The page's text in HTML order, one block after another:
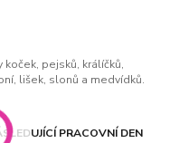
koček, pejsků, králíčků,
lišek, slonů a medvídků.
PRACOVNÍ DEN